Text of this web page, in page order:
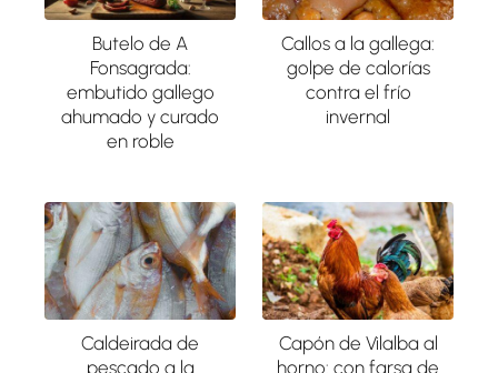
Butelo de A
Fonsagrada:
embutido gallego
ahumado y curado
en roble
Callos a la gallega:
golpe de calorías
contra el frío
invernal
Caldeirada de
pescado a la
Capón de Vilalba al
horno: con farsa de